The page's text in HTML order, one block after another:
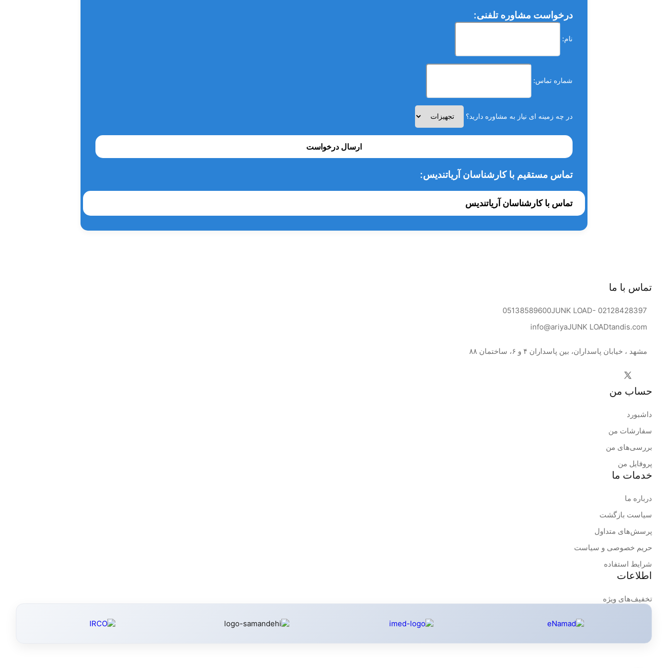
درخواست مشاوره تلفنی:
نام:
شماره تماس:
در چه زمینه ای نیاز به مشاوره دارید؟
ارسال درخواست
تماس مستقیم با کارشناسان آریاتندیس:
تماس با کارشناسان آریاتندیس
تماس با ما
05138589600JUNK LOAD- 02128428397
info@ariyaJUNK LOADtandis.com
مشهد ، خیابان پاسداران، بین پاسداران ۴ و ۶، ساختمان ۸۸
حساب من
داشبورد
سفارشات من
بررسی‌های من
پروفایل من
خدمات ما
درباره ما
سیاست بازگشت
پرسش‌های متداول
حریم خصوصی و سیاست
شرایط استفاده
اطلاعات
تخفیف‌های ویژه